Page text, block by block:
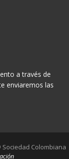
a través de
enviaremos las
Colombiana